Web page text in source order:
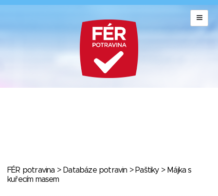
FÉR potravina > Databáze potravin > Paštiky> Májka s
kuřecím masem